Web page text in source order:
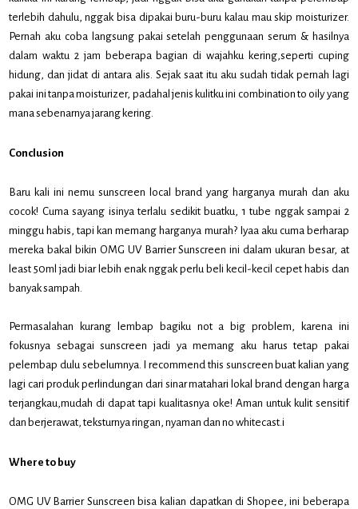
terlebih dahulu, nggak bisa dipakai buru-buru kalau mau skip moisturizer.
Pernah aku coba langsung pakai setelah penggunaan serum & hasilnya
dalam waktu 2 jam beberapa bagian di wajahku kering,seperti cuping
hidung, dan jidat di antara alis. Sejak saat itu aku sudah tidak pernah lagi
pakai ini tanpa moisturizer, padahal jenis kulitku ini combination to oily yang
mana sebenarnya jarang kering.
Conclusion
Baru kali ini nemu sunscreen local brand yang harganya murah dan aku
cocok! Cuma sayang isinya terlalu sedikit buatku, 1 tube nggak sampai 2
minggu habis, tapi kan memang harganya murah? Iyaa aku cuma berharap
mereka bakal bikin OMG UV Barrier Sunscreen ini dalam ukuran besar, at
least 50ml jadi biar lebih enak nggak perlu beli kecil-kecil cepet habis dan
banyak sampah.
Permasalahan kurang lembap bagiku not a big problem, karena ini
fokusnya sebagai sunscreen jadi ya memang aku harus tetap pakai
pelembap dulu sebelumnya. I recommend this sunscreen buat kalian yang
lagi cari produk perlindungan dari sinar matahari lokal brand dengan harga
terjangkau,mudah di dapat tapi kualitasnya oke! Aman untuk kulit sensitif
dan berjerawat, teksturnya ringan, nyaman dan no whitecast.i
Where to buy
OMG UV Barrier Sunscreen bisa kalian dapatkan di Shopee, ini beberapa